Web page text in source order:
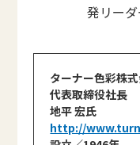
発リー
ターナー色彩株
代表取締役社長
地平 宏氏
http://